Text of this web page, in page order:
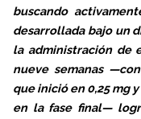
buscando
desarrollada bajo un
la administración de
nueve semanas
que inició en 0,25 mg
en la fase final—